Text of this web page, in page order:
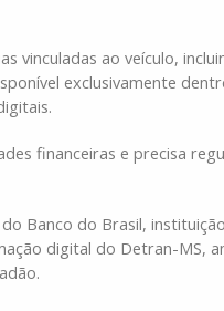
vinculadas ao veículo,
exclusivamente
financeiras e precisa
Banco do Brasil,
digital do Detran-MS,